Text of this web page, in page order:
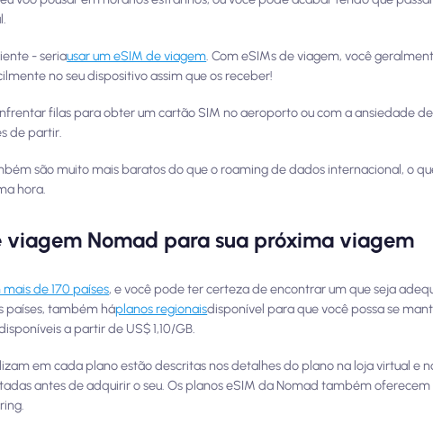
- seriausar um eSIM de viagem. Com eSIMs de viagem, você
no seu dispositivo assim que os receber!
filas para obter um cartão SIM no aeroporto ou com a ansiedade
de partir.
são muito mais baratos do que o roaming de dados internacional, o
hora.
viagem Nomad para sua próxima viagem
de 170 países, e você pode ter certeza de encontrar um que seja
países, também háplanos regionaisdisponível para que você possa se
a partir de US$ 1,10/GB.
em cada plano estão descritas nos detalhes do plano na loja virtual e
antes de adquirir o seu. Os planos eSIM da Nomad também